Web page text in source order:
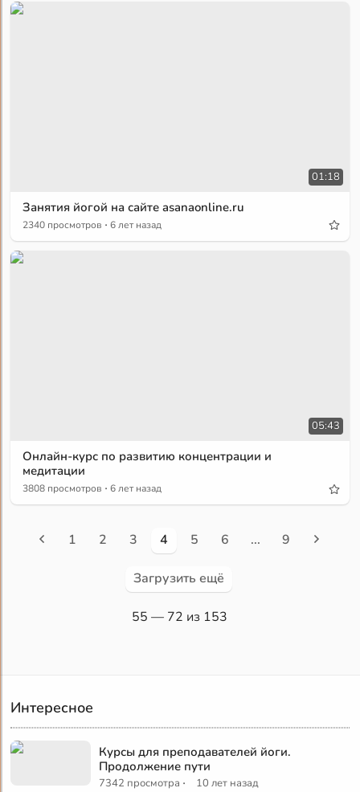
01:18
Занятия йогой на сайте asanaonline.ru
2340 просмотров · 6 лет назад
05:43
Онлайн-курс по развитию концентрации и
медитации
3808 просмотров · 6 лет назад
1 2 3 4 5 6 ... 9
Загрузить ещё
55 — 72 из 153
Интересное
Курсы для преподавателей йоги.
Продолжение пути
7342 просмотра · 10 лет назад